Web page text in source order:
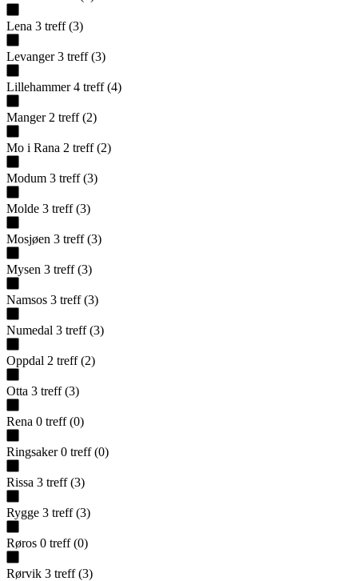
Lena 3 treff (3)
Levanger 3 treff (3)
Lillehammer 4 treff (4)
Manger 2 treff (2)
Mo i Rana 2 treff (2)
Modum 3 treff (3)
Molde 3 treff (3)
Mosjøen 3 treff (3)
Mysen 3 treff (3)
Namsos 3 treff (3)
Numedal 3 treff (3)
Oppdal 2 treff (2)
Otta 3 treff (3)
Rena 0 treff (0)
Ringsaker 0 treff (0)
Rissa 3 treff (3)
Rygge 3 treff (3)
Røros 0 treff (0)
Rørvik 3 treff (3)